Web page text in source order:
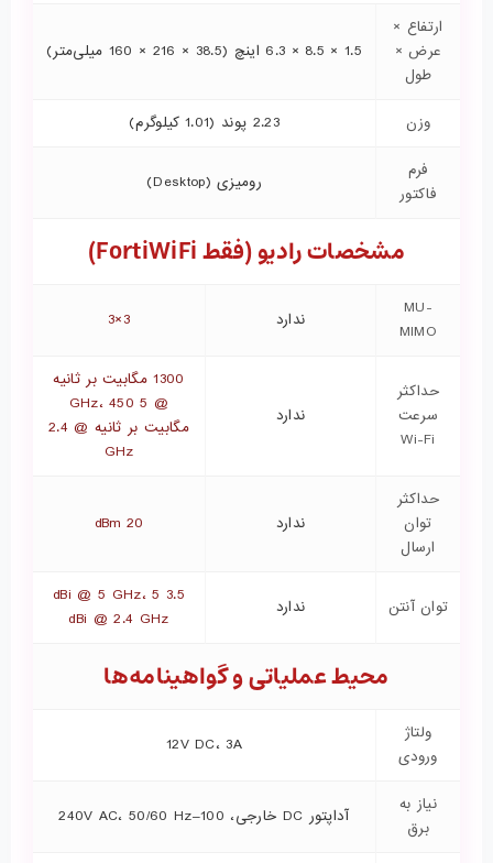
ارتفاع ×
عرض ×
طول
1.5 × 8.5 × 6.3 اینچ (38.5 × 216 × 160 میلی‌متر)
وزن 2.23 پوند (1.01 کیلوگرم)
فرم
فاکتور
رومیزی (Desktop)
مشخصات رادیو (فقط FortiWiFi)
MU-
MIMO
ندارد 3×3
حداکثر
سرعت
Wi-Fi
ندارد
1300 مگابیت بر ثانیه
@ 5 GHz، 450
مگابیت بر ثانیه @ 2.4
GHz
حداکثر
توان
ارسال
ندارد 20 dBm
توان آنتن ندارد
3.5 dBi @ 5 GHz، 5
dBi @ 2.4 GHz
محیط عملیاتی و گواهینامه‌ها
ولتاژ
ورودی
12V DC، 3A
نیاز به
برق
آداپتور DC خارجی، 100–240V AC، 50/60 Hz